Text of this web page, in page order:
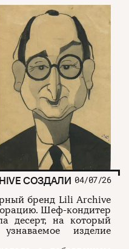
СОЗДАЛИ 04/07/26
бренд Lili Archive
Шеф-кондитер
десерт, на который
изделие